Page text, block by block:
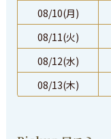
08/10(月)
08/11(火)
08/12(水)
08/13(木)